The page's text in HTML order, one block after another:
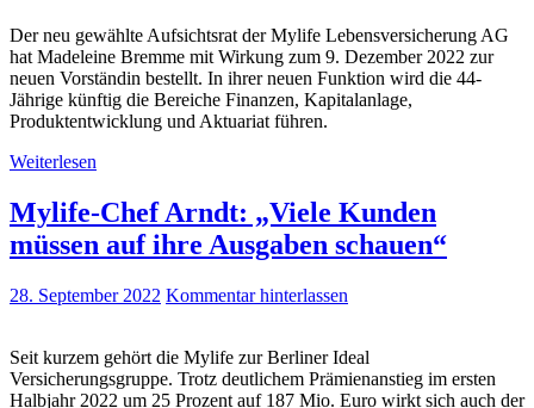
Der neu gewählte Aufsichtsrat der Mylife Lebensversicherung AG
hat Madeleine Bremme mit Wirkung zum 9. Dezember 2022 zur
neuen Vorständin bestellt. In ihrer neuen Funktion wird die 44-
Jährige künftig die Bereiche Finanzen, Kapitalanlage,
Produktentwicklung und Aktuariat führen.
Weiterlesen
Mylife-Chef Arndt: „Viele Kunden
müssen auf ihre Ausgaben schauen“
28. September 2022 Kommentar hinterlassen
Seit kurzem gehört die Mylife zur Berliner Ideal
Versicherungsgruppe. Trotz deutlichem Prämienanstieg im ersten
Halbjahr 2022 um 25 Prozent auf 187 Mio. Euro wirkt sich auch der